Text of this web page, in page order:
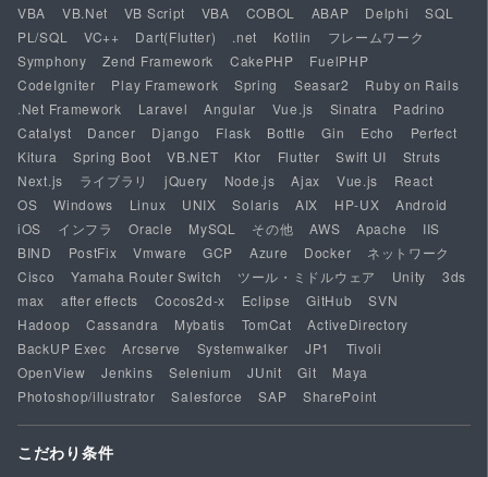
VBA
VB.Net VB Script VBA COBOL ABAP Delphi
SQL
PL/SQL
VC++ Dart(Flutter) .net Kotlin
フレームワーク
Symphony
Zend Framework CakePHP
FuelPHP
CodeIgniter
Play Framework Spring Seasar2
Ruby on Rails
.Net Framework
Laravel Angular Vue.js Sinatra
Padrino
Catalyst
Dancer Django Flask Bottle Gin Echo
Perfect
Kitura
Spring Boot VB.NET Ktor Flutter Swift UI
Struts
Next.js
ライブラリ jQuery Node.js Ajax Vue.js
React
OS
Windows Linux UNIX Solaris AIX HP-UX
Android
iOS
インフラ Oracle MySQL その他 AWS Apache
IIS
BIND
PostFix Vmware GCP Azure Docker
ネットワーク
Cisco
Yamaha Router Switch ツール・ミドルウェア Unity
3ds
max
after effects Cocos2d-x Eclipse GitHub
SVN
Hadoop
Cassandra Mybatis TomCat
ActiveDirectory
BackUP Exec
Arcserve Systemwalker JP1
Tivoli
OpenView
Jenkins Selenium JUnit Git
Maya
Photoshop/illustrator
Salesforce SAP SharePoint
こだわり条件